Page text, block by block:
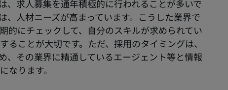
、求人募集を通年積極的に行われることが多いで
、人材ニーズが高まっています。こうした業界で
的にチェックして、自分のスキルが求められてい
ることが大切です。ただ、採用のタイミングは、
、その業界に精通しているエージェント等と情報
なります。